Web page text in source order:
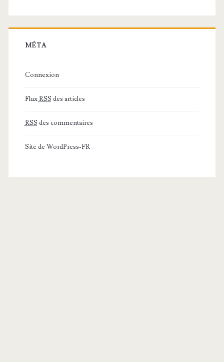
MÉTA
Connexion
FluxRSS des articles
RSS des commentaires
Site de WordPress-FR